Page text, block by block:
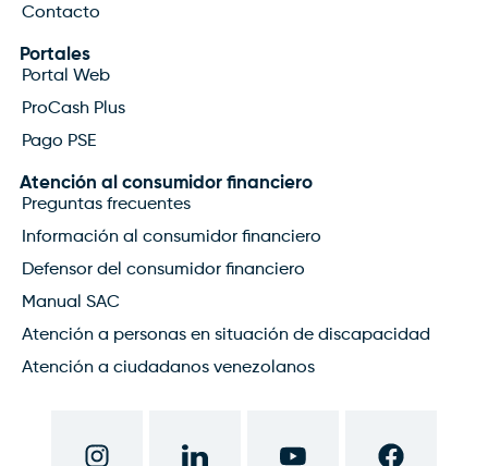
Contacto
Portales
Portal Web
ProCash Plus
Pago PSE
Atención al consumidor financiero
Preguntas frecuentes
Información al consumidor financiero
Defensor del consumidor financiero
Manual SAC
Atención a personas en situación de discapacidad
Atención a ciudadanos venezolanos